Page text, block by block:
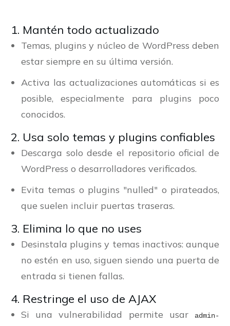
1. Mantén todo actualizado
Temas, plugins y núcleo de WordPress deben
estar siempre en su última versión.
Activa las actualizaciones automáticas si es
posible, especialmente para plugins poco
conocidos.
2. Usa solo temas y plugins confiables
Descarga solo desde el repositorio oficial de
WordPress o desarrolladores verificados.
Evita temas o plugins "nulled" o pirateados,
que suelen incluir puertas traseras.
3. Elimina lo que no uses
Desinstala plugins y temas inactivos: aunque
no estén en uso, siguen siendo una puerta de
entrada si tienen fallas.
4. Restringe el uso de AJAX
Si una vulnerabilidad permite usar admin-